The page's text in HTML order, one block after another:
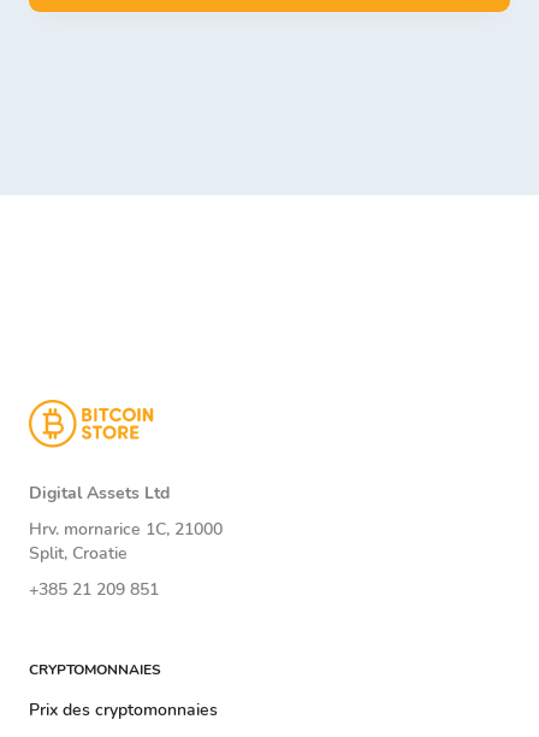
Digital Assets Ltd
Hrv. mornarice 1C, 21000
Split, Croatie
+385 21 209 851
CRYPTOMONNAIES
Prix ​​​​des cryptomonnaies